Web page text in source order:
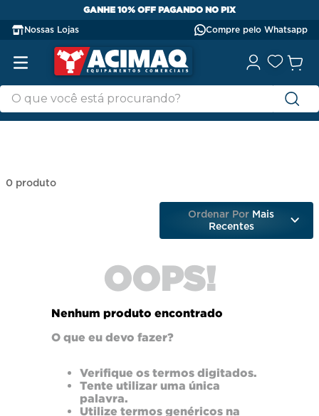
GANHE 10% OFF PAGANDO NO PIX
Nossas Lojas Compre pelo Whatsapp
0 produto
Ordenar Por Mais
Recentes
OOPS!
Nenhum produto encontrado
O que eu devo fazer?
Verifique os termos digitados.
Tente utilizar uma única
palavra.
Utilize termos genéricos na